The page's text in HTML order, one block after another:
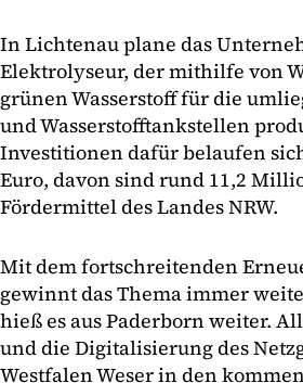
In Lichtenau plane das
Elektrolyseur, der mithilfe von
grünen Wasserstoff für die
und Wasserstofftankstellen
Investitionen dafür belaufen
Euro, davon sind rund 11,2
Fördermittel des Landes NRW.
Mit dem fortschreitenden
gewinnt das Thema immer
hieß es aus Paderborn weiter.
und die Digitalisierung des
Westfalen Weser in den